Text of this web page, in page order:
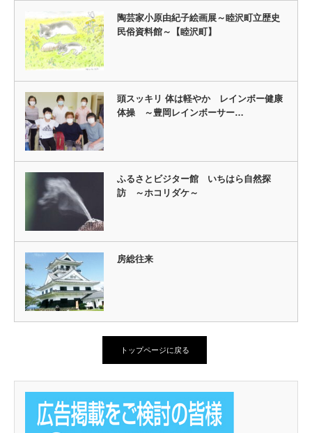
陶芸家小原由紀子絵画展～睦沢町立歴史
民俗資料館～【睦沢町】
頭スッキリ 体は軽やか レインボー健康
体操 ～豊岡レインボーサー…
ふるさとビジター館 いちはら自然探
訪 ～ホコリダケ～
房総往来
トップページに戻る